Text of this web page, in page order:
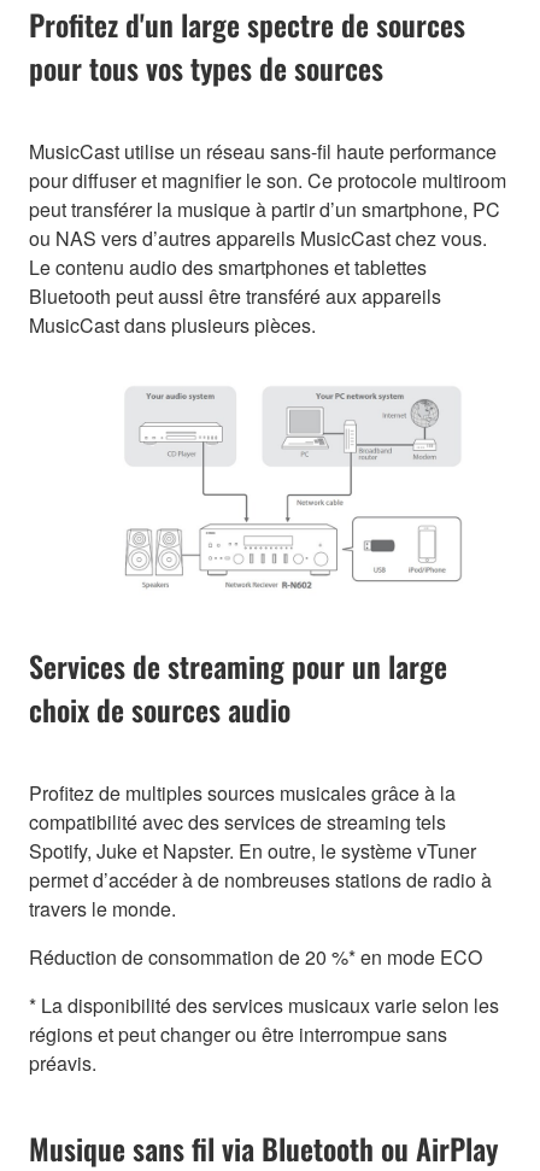
Profitez d'un large spectre de sources
pour tous vos types de sources
MusicCast utilise un réseau sans-fil haute performance
pour diffuser et magnifier le son. Ce protocole multiroom
peut transférer la musique à partir d’un smartphone, PC
ou NAS vers d’autres appareils MusicCast chez vous.
Le contenu audio des smartphones et tablettes
Bluetooth peut aussi être transféré aux appareils
MusicCast dans plusieurs pièces.
Services de streaming pour un large
choix de sources audio
Profitez de multiples sources musicales grâce à la
compatibilité avec des services de streaming tels
Spotify, Juke et Napster. En outre, le système vTuner
permet d’accéder à de nombreuses stations de radio à
travers le monde.
Réduction de consommation de 20 %* en mode ECO
* La disponibilité des services musicaux varie selon les
régions et peut changer ou être interrompue sans
préavis.
Musique sans fil via Bluetooth ou AirPlay